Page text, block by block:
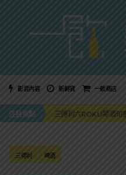
影音內容 新鮮貨 一飲商店
注目焦點
美國正式恢復蘇格蘭威
三得利 啤酒